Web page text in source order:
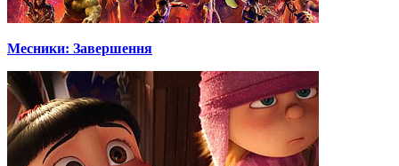
Месники: Завершення